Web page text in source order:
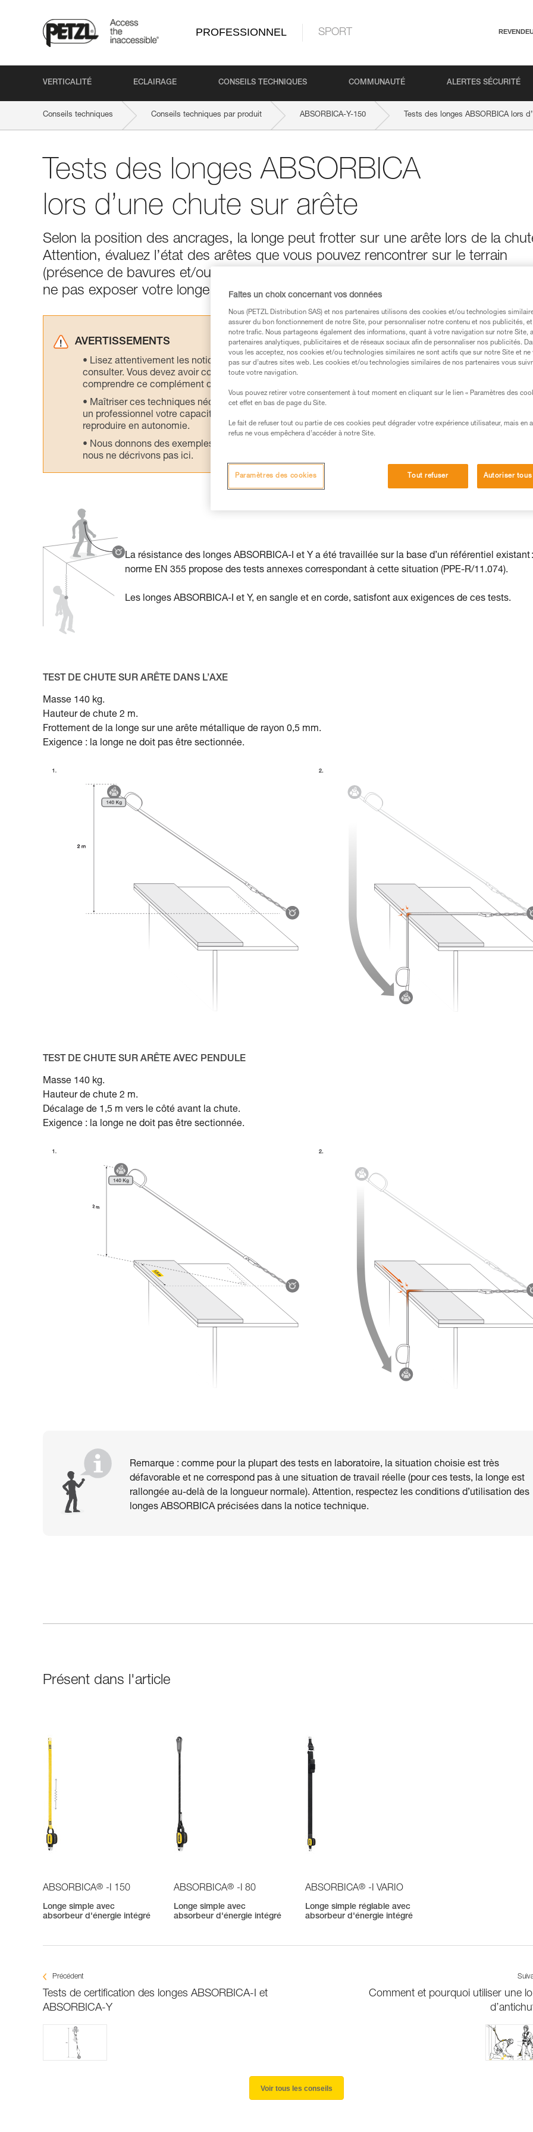
PROFESSIONNEL SPORT
VERTICALITÉ ECLAIRAGE CONSEILS TECHNIQUES COMMUNAUTÉ ALERTES SÉCURITÉ
Conseils techniques Conseils techniques par produit ABSORBICA-Y-150 Tests des longes ABSORBICA lors
Tests des longes ABSORBICA
lors d’une chute sur arête
Selon la position des ancrages, la longe peut frotter sur une arête lors de la
Attention, évaluez l’état des arêtes que vous pouvez rencontrer sur le terrain
(présence de bavures et/ou caractère tranchant), et modifiez la configuration
ne pas exposer votre longe à un frottement sur arête.
AVERTISSEMENTS
Lisez attentivement les notices techniques des produits utilisés dans ce conseil avant de le
consulter. Vous devez avoir compris les informations de la notice technique pour pouvoir
comprendre ce complément d’informations.
Maîtriser ces techniques nécessite une formation et un entraînement spécifique. Validez avec
un professionnel votre capacité à refaire la manipulation, seul, en toute sécurité, avant de la
reproduire en autonomie.
Nous donnons des exemples de techniques liées à votre activité. Il peut en exister d’autres que
nous ne décrivons pas ici.
La résistance des longes ABSORBICA-I et Y a été travaillée sur la base d’un référentiel existant
norme EN 355 propose des tests annexes correspondant à cette situation (PPE-R/11.074).
Les longes ABSORBICA-I et Y, en sangle et en corde, satisfont aux exigences de ces tests.
TEST DE CHUTE SUR ARÊTE DANS L’AXE
Masse 140 kg.
Hauteur de chute 2 m.
Frottement de la longe sur une arête métallique de rayon 0,5 mm.
Exigence : la longe ne doit pas être sectionnée.
TEST DE CHUTE SUR ARÊTE AVEC PENDULE
Masse 140 kg.
Hauteur de chute 2 m.
Décalage de 1,5 m vers le côté avant la chute.
Exigence : la longe ne doit pas être sectionnée.
Remarque : comme pour la plupart des tests en laboratoire, la situation choisie est très
défavorable et ne correspond pas à une situation de travail réelle (pour ces tests, la longe est
rallongée au-delà de la longueur normale). Attention, respectez les conditions d’utilisation des
longes ABSORBICA précisées dans la notice technique.
Présent dans l'article
ABSORBICA® -I 150
Longe simple avec
absorbeur d'énergie intégré
ABSORBICA® -I 80
Longe simple avec
absorbeur d'énergie intégré
ABSORBICA® -I VARIO
Longe simple réglable avec
absorbeur d'énergie intégré
Précédent
Tests de certification des longes ABSORBICA-I et
ABSORBICA-Y
Comment et pourquoi utiliser une
Voir tous les conseils
Faites un choix concernant vos données
Nous (PETZL Distribution SAS) et nos partenaires utilisons des cookies et/ou technologies
assurer du bon fonctionnement de notre Site, pour personnaliser notre contenu et nos publicités,
notre trafic. Nous partageons également des informations, quant à votre navigation sur notre Site,
partenaires analytiques, publicitaires et de réseaux sociaux afin de personnaliser nos publicités.
vous les acceptez, nos cookies et/ou technologies similaires ne sont actifs que sur notre Site et ne
pas sur d’autres sites web. Les cookies et/ou technologies similaires de nos partenaires vous
toute votre navigation.
Vous pouvez retirer votre consentement à tout moment en cliquant sur le lien « Paramètres des
cet effet en bas de page du Site.
Le fait de refuser tout ou partie de ces cookies peut dégrader votre expérience utilisateur, mais en
refus ne vous empêchera d’accéder à notre Site.
Tout refuser Autoriser
Paramètres des cookies